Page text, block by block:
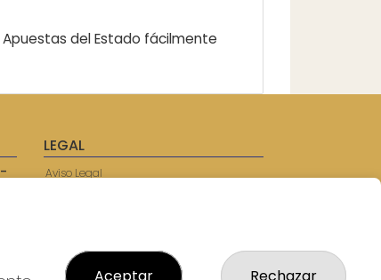
del Estado fácilmente
LEGAL
Aviso Legal
Tienda de Lotería Nacional
Juego responsable. Solo mayores de